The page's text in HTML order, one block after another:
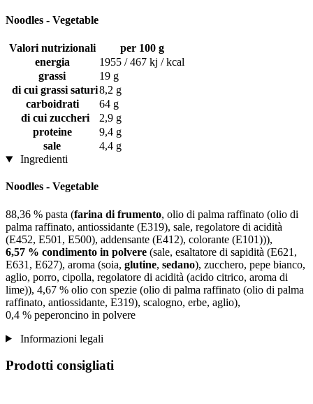
Noodles - Vegetable
Valori nutrizionali
per 100 g
energia
1955 / 467 kj / kcal
grassi
19 g
di cui grassi saturi8,2 g
carboidrati
64 g
di cui zuccheri
2,9 g
proteine
9,4 g
sale
4,4 g
Ingredienti
Noodles - Vegetable
88,36 % pasta (farina di frumento, olio di palma raffinato (olio di
palma raffinato, antiossidante (E319), sale, regolatore di acidità
(E452, E501, E500), addensante (E412), colorante (E101))),
6,57 % condimento in polvere (sale, esaltatore di sapidità (E621,
E631, E627), aroma (soia, glutine, sedano), zucchero, pepe bianco,
aglio, porro, cipolla, regolatore di acidità (acido citrico, aroma di
lime)), 4,67 % olio con spezie (olio di palma raffinato (olio di palma
raffinato, antiossidante, E319), scalogno, erbe, aglio),
0,4 % peperoncino in polvere
Informazioni legali
Prodotti consigliati